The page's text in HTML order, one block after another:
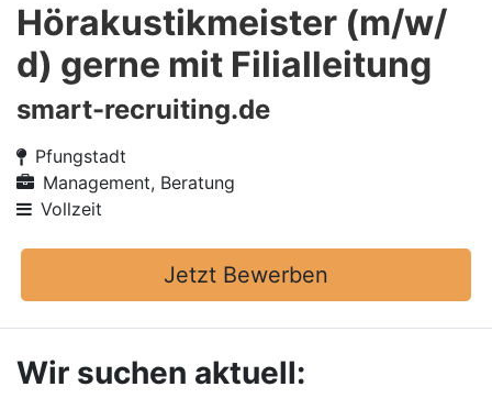
Hörakustikmeister (m/w/
d) gerne mit Filialleitung
smart-recruiting.de
Pfungstadt
Management, Beratung
Vollzeit
Jetzt Bewerben
Wir suchen aktuell: